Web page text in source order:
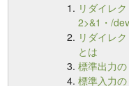
リダイレ
2>&1・/
リダイレ
とは
標準出力の
標準入力の